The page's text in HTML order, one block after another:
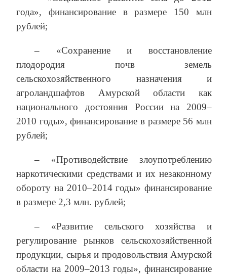
года», финансирование в размере 150 млн
рублей;
– «Сохранение и восстановление
плодородия почв земель
сельскохозяйственного назначения и
агроландшафтов Амурской области как
национального достояния России на 2009–
2010 годы», финансирование в размере 56 млн
рублей;
– «Противодействие злоупотреблению
наркотическими средствами и их незаконному
обороту на 2010–2014 годы» финансирование
в размере 2,3 млн. рублей;
– «Развитие сельского хозяйства и
регулирование рынков сельскохозяйственной
продукции, сырья и продовольствия Амурской
области на 2009–2013 годы», финансирование